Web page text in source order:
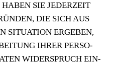
SIE JEDER­ZEIT
DIE SICH AUS
SITUA­TI­ON ERGE­BEN,
IHRER PER­SO­
WIDER­SPRUCH EIN­